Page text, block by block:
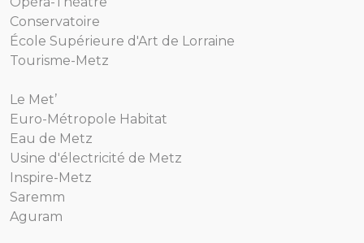
Conservatoire
École Supérieure d'Art de Lorraine
Tourisme-Metz
Le Met’
Euro-Métropole Habitat
Eau de Metz
Usine d'électricité de Metz
Inspire-Metz
Saremm
Aguram